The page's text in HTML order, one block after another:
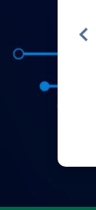
EE.UU.